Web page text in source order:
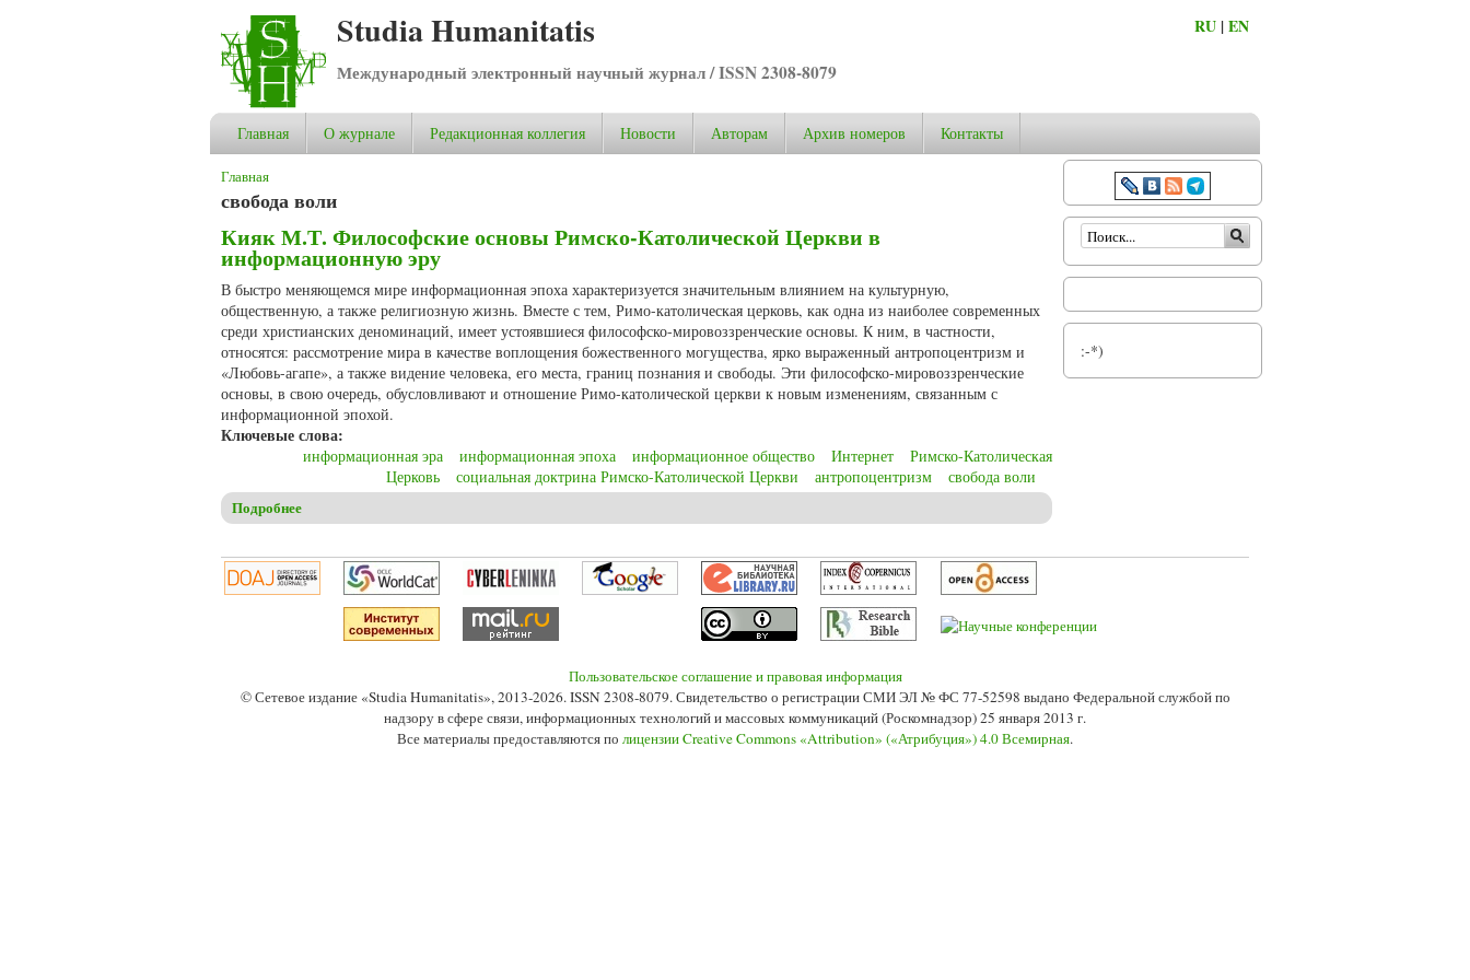
Studia Humanitatis
Международный электронный научный журнал / ISSN 2308-8079
RU |EN
Главная О журнале Редакционная коллегия Новости Авторам Архив номеров Контакты
Вы здесь
Главная
свобода воли
Кияк М.Т. Философские основы Римско-Католической Церкви в
информационную эру
В быстро меняющемся мире информационная эпоха характеризуется значительным влиянием на культурную,
общественную, а также религиозную жизнь. Вместе с тем, Римо-католическая церковь, как одна из наиболее современных
среди христианских деноминаций, имеет устоявшиеся философско-мировоззренческие основы. К ним, в частности,
относятся: рассмотрение мира в качестве воплощения божественного могущества, ярко выраженный антропоцентризм и
«Любовь-агапе», а также видение человека, его места, границ познания и свободы. Эти философско-мировоззренческие
основы, в свою очередь, обусловливают и отношение Римо-католической церкви к новым изменениям, связанным с
информационной эпохой.
Ключевые слова:
информационная эра информационная эпоха информационное общество Интернет
Римско-Католическая
Церковь
социальная доктрина Римско-Католической Церкви антропоцентризм свобода воли
Подробнее
Форма поиска
:-*)
Пользовательское соглашение и правовая информация
© Сетевое издание «Studia Humanitatis», 2013-2026. ISSN 2308-8079. Свидетельство о регистрации СМИ ЭЛ № ФС 77-52598 выдано Федеральной службой по
надзору в сфере связи, информационных технологий и массовых коммуникаций (Роскомнадзор) 25 января 2013 г.
Все материалы предоставляются по лицензии Creative Commons «Attribution» («Атрибуция») 4.0 Всемирная.